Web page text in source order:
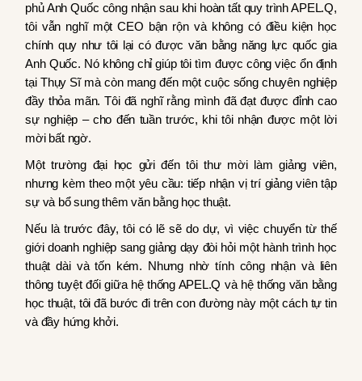
phủ Anh Quốc công nhận sau khi hoàn tất quy trình APEL.Q,
tôi vẫn nghĩ một CEO bận rộn và không có điều kiện học
chính quy như tôi lại có được văn bằng năng lực quốc gia
Anh Quốc. Nó không chỉ giúp tôi tìm được công việc ổn định
tại Thụy Sĩ mà còn mang đến một cuộc sống chuyên nghiệp
đầy thỏa mãn. Tôi đã nghĩ rằng mình đã đạt được đỉnh cao
sự nghiệp – cho đến tuần trước, khi tôi nhận được một lời
mời bất ngờ.
Một trường đại học gửi đến tôi thư mời làm giảng viên,
nhưng kèm theo một yêu cầu: tiếp nhận vị trí giảng viên tập
sự và bổ sung thêm văn bằng học thuật.
Nếu là trước đây, tôi có lẽ sẽ do dự, vì việc chuyển từ thế
giới doanh nghiệp sang giảng dạy đòi hỏi một hành trình học
thuật dài và tốn kém. Nhưng nhờ tính công nhận và liên
thông tuyệt đối giữa hệ thống APEL.Q và hệ thống văn bằng
học thuật, tôi đã bước đi trên con đường này một cách tự tin
và đầy hứng khởi.